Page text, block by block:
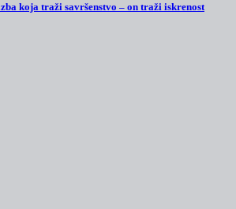
koja traži savršenstvo – on traži iskrenost